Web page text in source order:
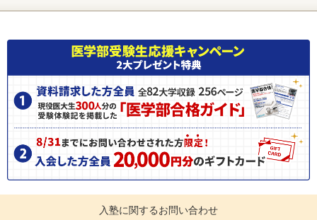
また、場所に縛られない柔軟な学習スタイルを実現できる点も魅力でした。
教務の方に大変お世話になりました。志望校選びの段階から丁寧に相談に乗っていただ
き、自分の学力や状況に応じた現実的な提案をしていただけたことが印象に残っていま
す。その後の志望校対策についても一貫してサポートしていただき、何を優先して取り組
むべきかを明確にしながら学習を進めることができました。 また、学習面だけでなくメン
タル面のケアについても親身に対応していただき、不安を感じた際にはその都度相談する
ことで気持ちを立て直すことができました。さらに、保護者との話し合いにおいても間に
入っていただくなど、多方面から支えていただけた点は非常に心強かったです。 加えて、
二次試験に向けた面接対策も行っていただき、実際の試験を意識した実践的な準備を進め
ることができました。受験全体を通して手厚いサポートを受けられたと感じています。
料金については決して安価ではありませんが、その分、提供される指導やサポートの質を
考えると相応の価値はあると感じました。個々の学力や課題に応じた指導が受けられる点
や、志望校対策から面接対策まで一貫してサポートしていただける点を踏まえると、内容
ている講師による授業で、特定分野や苦手分野に絞った対策を行うことができ、効率よく
入塾に関するお問い合わせ